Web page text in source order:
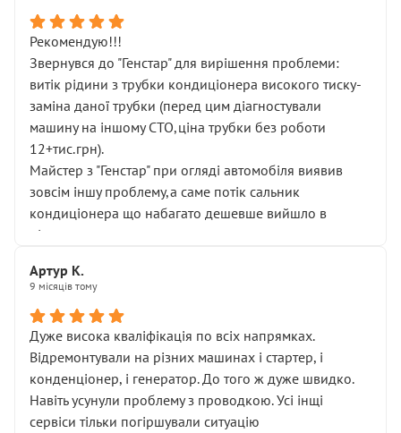
Рекомендую!!!
Звернувся до "Генстар" для вирішення проблеми:
витік рідини з трубки кондиціонера високого тиску-
заміна даної трубки (перед цим діагностували
машину на іншому СТО,ціна трубки без роботи
12+тис.грн).
Майстер з "Генстар" при огляді автомобіля виявив
зовсім іншу проблему,а саме потік сальник
кондиціонера що набагато дешевше вийшло в
підсумку.
Артур К.
9 місяців тому
Дуже висока кваліфікація по всіх напрямках.
Відремонтували на різних машинах і стартер, і
конденціонер, і генератор. До того ж дуже швидко.
Навіть усунули проблему з проводкою. Усі інщі
сервіси тільки погіршували ситуацію